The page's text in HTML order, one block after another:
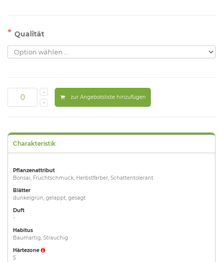
* Qualität
zur Angebotsliste hinzufügen
Charakteristik
Pflanzenattribut
Bonsai, Fruchtschmuck, Herbstfärber, Schattentolerant
Blätter
dunkelgrün, gelappt, gesägt
Duft
-
Habitus
Baumartig, Strauchig
Härtezone
5